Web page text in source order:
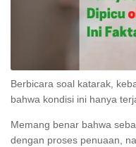
Berbicara soal katarak,
bahwa kondisi ini hanya
Memang benar bahwa
dengan proses penuaan,